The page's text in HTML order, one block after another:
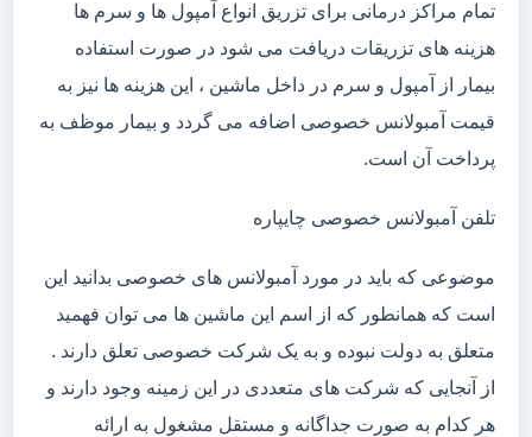
تمام مراکز درمانی برای تزریق انواع آمپول ها و سرم ها
هزینه های تزریقات دریافت می شود در صورت استفاده
بیمار از آمپول و سرم در داخل ماشین ، این هزینه ها نیز به
قیمت آمبولانس خصوصی اضافه می گردد و بیمار موظف به
پرداخت آن است.
تلفن آمبولانس خصوصی چایپاره
موضوعی که باید در مورد آمبولانس های خصوصی بدانید این
است که همانطور که از اسم این ماشین ها می توان فهمید
متعلق به دولت نبوده و به یک شرکت خصوصی تعلق دارند .
از آنجایی که شرکت های متعددی در این زمینه وجود دارند و
هر کدام به صورت جداگانه و مستقل مشغول به ارائه